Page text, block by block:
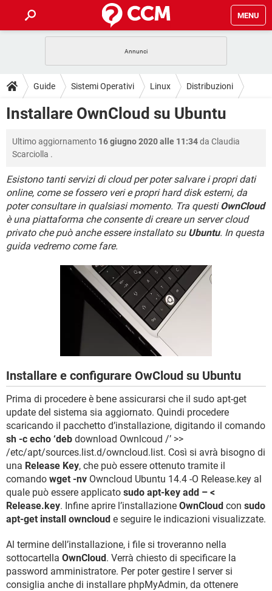
MENU
INTRATTENIMENTO ANDROID
iOS WINDOWS 10
TIKTOK
GUIDE
COVID-19
INTRATTENIMENTO ANDROID
iOS WINDOWS 10
TIKTOK FACEBOOK
HARDWARE
DOWNLOAD
INTRATTENIMENTO
INSTAGRAM WHATSAPP
FACEBOOK
HARDWARE
FORUM
INTRATTENIMENTO ANDROID
iOS WINDOWS 10
INSTAGRAM WHATSAPP
TIKTOK
COVID-19 GAMING
INTRATTENIMENTO ANDROID
iOS WINDOWS 10
FACEBOOK
Guide Sistemi Operativi Linux Distribuzioni
Ubuntu
Installare OwnCloud su Ubuntu
Ultimo aggiornamento 16 giugno 2020 alle 11:34da Claudia
Scarciolla .
Esistono tanti servizi di cloud per poter salvare i propri dati
online, come se fossero veri e propri hard disk esterni, da
poter consultare in qualsiasi momento. Tra questiOwnCloud
è una piattaforma che consente di creare un server cloud
privato che può anche essere installato su Ubuntu. In questa
guida vedremo come fare.
Installare e configurare OwCloud su Ubuntu
Prima di procedere è bene assicurarsi che il sudo apt-get
update del sistema sia aggiornato. Quindi procedere
scaricando il pacchetto d’installazione, digitando il comando
sh -c echo ‘deb download Ownlcoud /’ >>
/etc/apt/sources.list.d/owncloud.list. Così si avrà bisogno di
una Release Key, che può essere ottenuto tramite il
comando wget -nv Owncloud Ubuntu 14.4 -O Release.key al
quale può essere applicato sudo apt-key add – <
Release.key. Infine aprire l’installazione OwnCloud con sudo
apt-get install owncloud e seguire le indicazioni visualizzate.
Al termine dell’installazione, i file si troveranno nella
sottocartella OwnCloud. Verrà chiesto di specificare la
password amministratore. Per poter gestire l server si
consiglia anche di installare phpMyAdmin, da ottenere